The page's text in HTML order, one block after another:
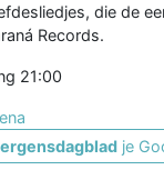
die de
Records.
21:00
je